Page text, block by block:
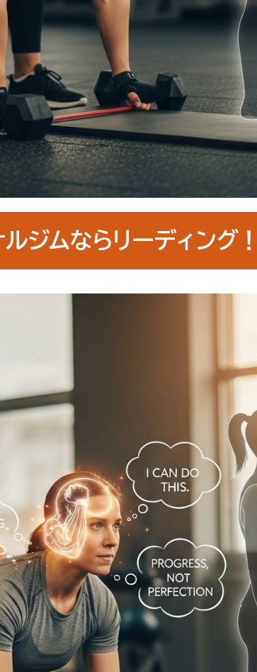
ジムならリーディング！